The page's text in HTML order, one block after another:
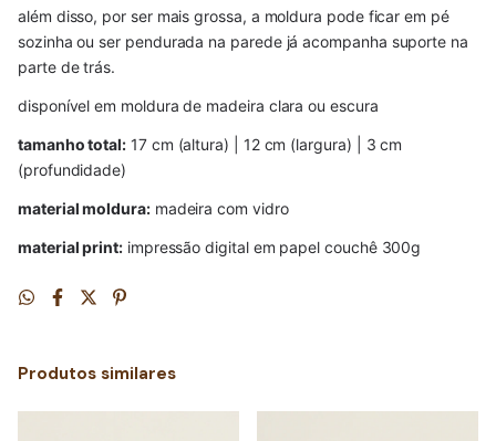
além disso, por ser mais grossa, a moldura pode ficar em pé
sozinha ou ser pendurada na parede já acompanha suporte na
parte de trás.
disponível em moldura de madeira clara ou escura
tamanho total: 17 cm (altura) | 12 cm (largura) | 3 cm
(profundidade)
material moldura: madeira com vidro
material print: impressão digital em papel couchê 300g
Produtos similares